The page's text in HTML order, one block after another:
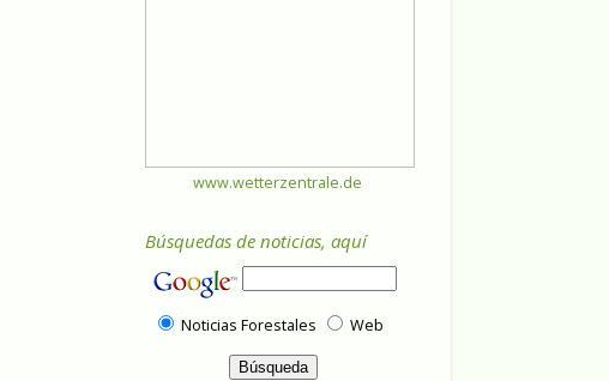
www.wetterzentrale.de
Búsquedas de noticias, aquí
Noticias Forestales Web